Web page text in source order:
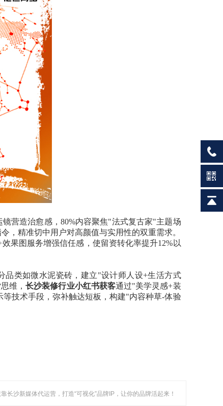
镜营造治愈感，80%内容聚焦"法式复古家"主题场
，精准切中用户对高颜值与实用性的双重需求。
果图服务增强信任感，使留资转化率提升12%以
品类如微水泥瓷砖，建立"设计师人设+生活方式
维，长沙装修行业小红书获客通过"美学灵感+装
技术手段，弥补触达短板，构建"内容种草-体验
长沙新媒体代运营，打造“可视化”品牌IP，让你的品牌活起来！